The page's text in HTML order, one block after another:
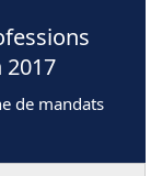
2017
de mandats